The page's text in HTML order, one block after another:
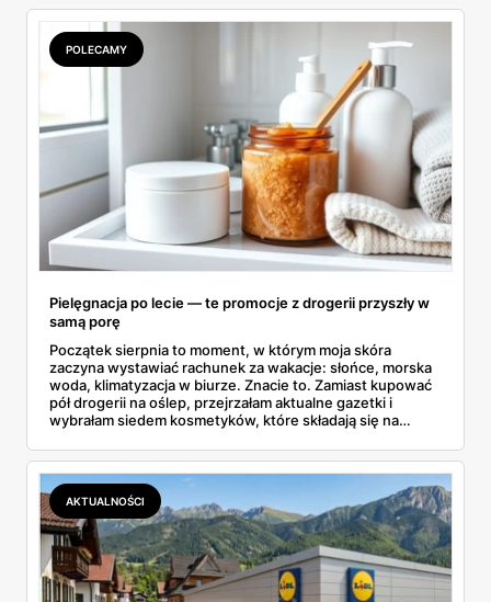
POLECAMY
Pielęgnacja po lecie — te promocje z drogerii przyszły w
samą porę
Początek sierpnia to moment, w którym moja skóra
zaczyna wystawiać rachunek za wakacje: słońce, morska
woda, klimatyzacja w biurze. Znacie to. Zamiast kupować
pół drogerii na oślep, przejrzałam aktualne gazetki i
wybrałam siedem kosmetyków, które składają się na
dermokosmetyki Vichy. Wszystkie ceny sprawdziłam w
ofertach, terminy też.
AKTUALNOŚCI